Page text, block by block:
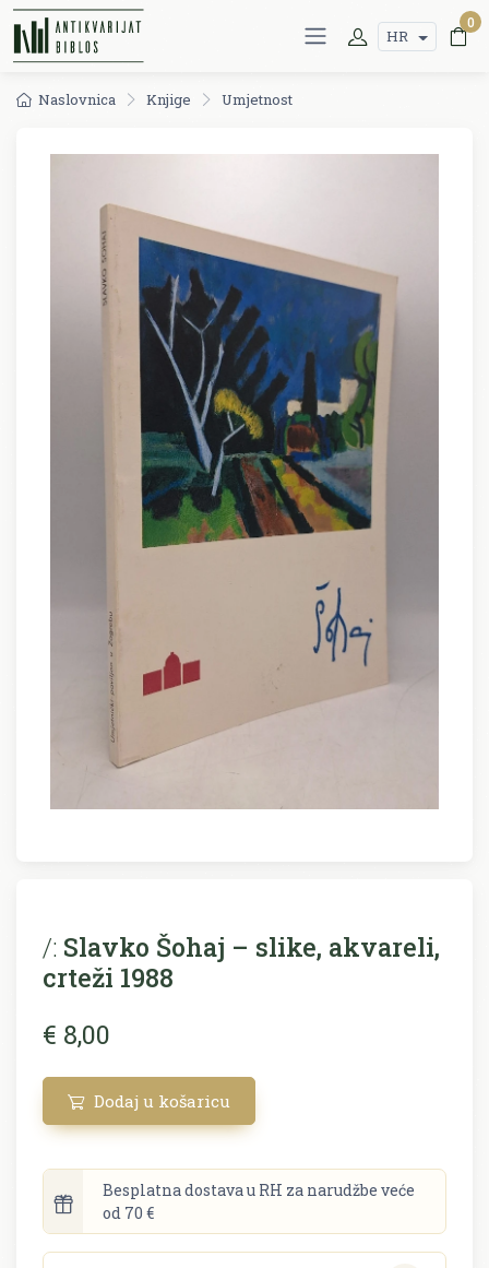
HR
0
Naslovnica Knjige Umjetnost
/: Slavko Šohaj – slike, akvareli,
crteži 1988
€ 8,00
Dodaj u košaricu
Besplatna dostava u RH za narudžbe veće
od 70 €